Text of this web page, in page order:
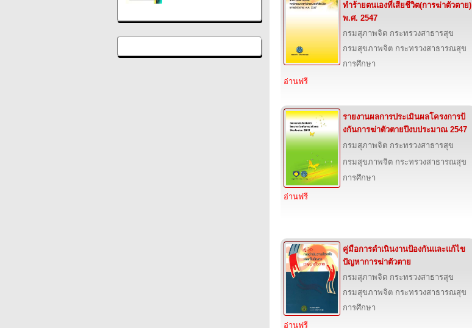
ทำร้ายตนเองที่เสียชีวิต(การฆ่าตัวตาย)
พ.ศ. 2547
กรมสุภาพจิต กระทรวงสาธารสุข
กรมสุขภาพจิต กระทรวงสาธารณสุข
การศึกษา
อ่านฟรี
รายงานผลการประเมินผลโครงการป้
งกันการฆ่าตัวตายปีงบประมาณ 2547
กรมสุภาพจิต กระทรวงสาธารสุข
กรมสุขภาพจิต กระทรวงสาธารณสุข
การศึกษา
อ่านฟรี
คู่มือการดำเนินงานป้องกันและแก้ไข
ปัญหาการฆ่าตัวตาย
กรมสุภาพจิต กระทรวงสาธารสุข
กรมสุขภาพจิต กระทรวงสาธารณสุข
การศึกษา
อ่านฟรี